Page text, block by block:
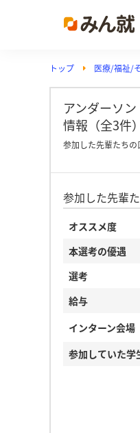
トップ 医療/福祉/
アンダーソ
情報（全3件）
参加した先輩たち
参加した先輩
オススメ度
本選考の優遇
選考
給与
インターン会場
参加していた学